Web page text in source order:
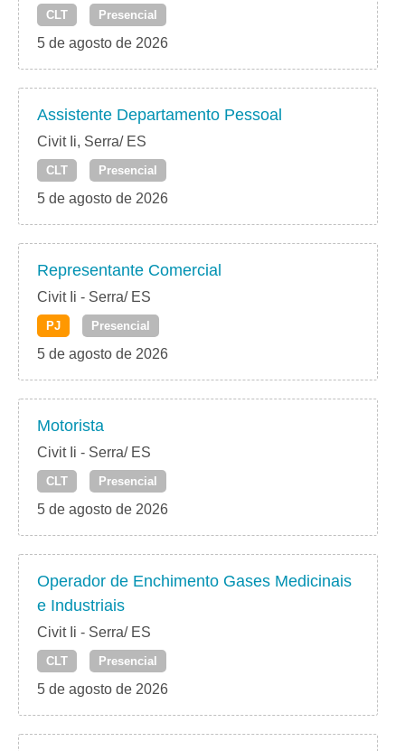
CLT Presencial
5 de agosto de 2026
Assistente Departamento Pessoal
Civit Ii, Serra/ ES
CLT Presencial
5 de agosto de 2026
Representante Comercial
Civit Ii - Serra/ ES
PJ Presencial
5 de agosto de 2026
Motorista
Civit Ii - Serra/ ES
CLT Presencial
5 de agosto de 2026
Operador de Enchimento Gases Medicinais
e Industriais
Civit Ii - Serra/ ES
CLT Presencial
5 de agosto de 2026